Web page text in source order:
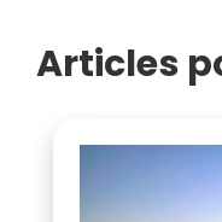
Articles